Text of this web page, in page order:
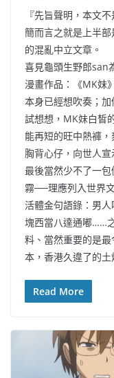
『先旨聲明，本文
簡而言之就是上半
的混亂中立文章。
喜見龜頭生野郎san
漫畫作品：《MK妹
本身已經想吹奏；
試想想，MK妹白皙
能再短的旺中熱褲
胸背心仔，向世人
最後當然少不了一
霧──理應列入世界
活體金句語錄：男
塊西當八達通嘟……
料、當然重要的是
本，香港久違了的土
Read More